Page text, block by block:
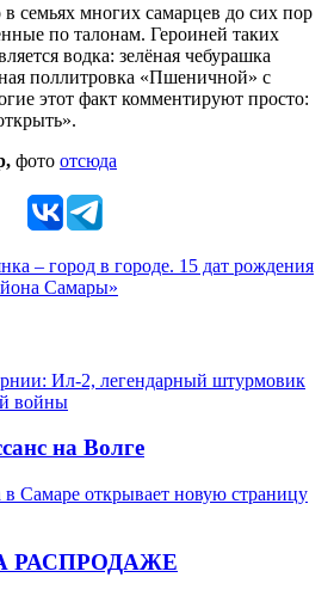
семьях многих самарцев до сих пор
по талонам. Героиней таких
водка: зелёная чебурашка
поллитровка «Пшеничной» с
этот факт комментируют просто:
фото отсюда
– город в городе. 15 дат рождения
Самары»
Ил-2, легендарный штурмовик
войны
на Волге
Самаре открывает новую страницу
РАСПРОДАЖЕ